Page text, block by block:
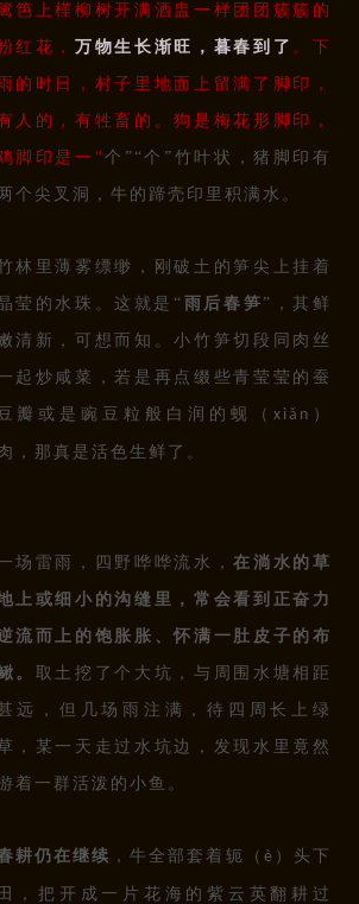
笆上槿柳树开满酒盅一样团团簇簇的
红花，万物生长渐旺，暮春到了 。下
的时日，村子里地面上留满了脚印，
人的，有牲畜的。狗是梅花形脚印，
脚印是一“个”“个”竹叶状，猪脚印有
个尖叉洞，牛的蹄壳印里积满水。
林里薄雾缥缈，刚破土的笋尖上挂着
莹的水珠。这就是“ 雨后春笋 ”，其鲜
清新，可想而知。小竹笋切段同肉丝
起炒咸菜，若是再点缀些青莹莹的蚕
瓣或是豌豆粒般白润的蚬 （xiǎn ）
，那真是活色生鲜了。
场雷雨，四野哗哗流水，在淌水的草
上或细小的沟缝里，常会看到正奋力
流而上的饱胀胀、怀满一肚皮子的布
。 取土挖了个大坑，与周围水塘相距
远，但几场雨注满，待四周长上绿
，某一天走过水坑边，发现水里竟然
着一群活泼的小鱼。
耕仍在继续 ，牛全部套着轭 （ è ） 头下
田，把开成一片花海的紫云英翻耕过